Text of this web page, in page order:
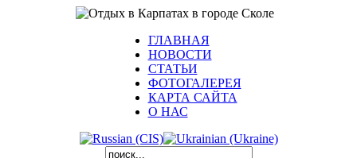
ГЛАВНАЯ
НОВОСТИ
СТАТЬИ
ФОТОГАЛЕРЕЯ
КАРТА САЙТА
О НАС